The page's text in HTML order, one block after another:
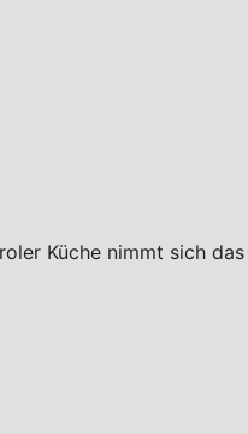
Küche nimmt sich